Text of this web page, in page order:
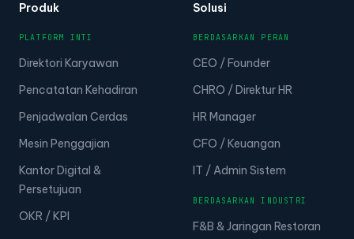
Produk
PLATFORM INTI
Direktori Karyawan
Pencatatan Kehadiran
Penjadwalan Cerdas
Mesin Penggajian
Kantor Digital &
Persetujuan
OKR / KPI
Solusi
BERDASARKAN PERAN
CEO / Founder
CHRO / Direktur HR
HR Manager
CFO / Keuangan
IT / Admin Sistem
BERDASARKAN INDUSTRI
F&B & Jaringan Restoran